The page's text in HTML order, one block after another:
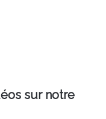
sur notre